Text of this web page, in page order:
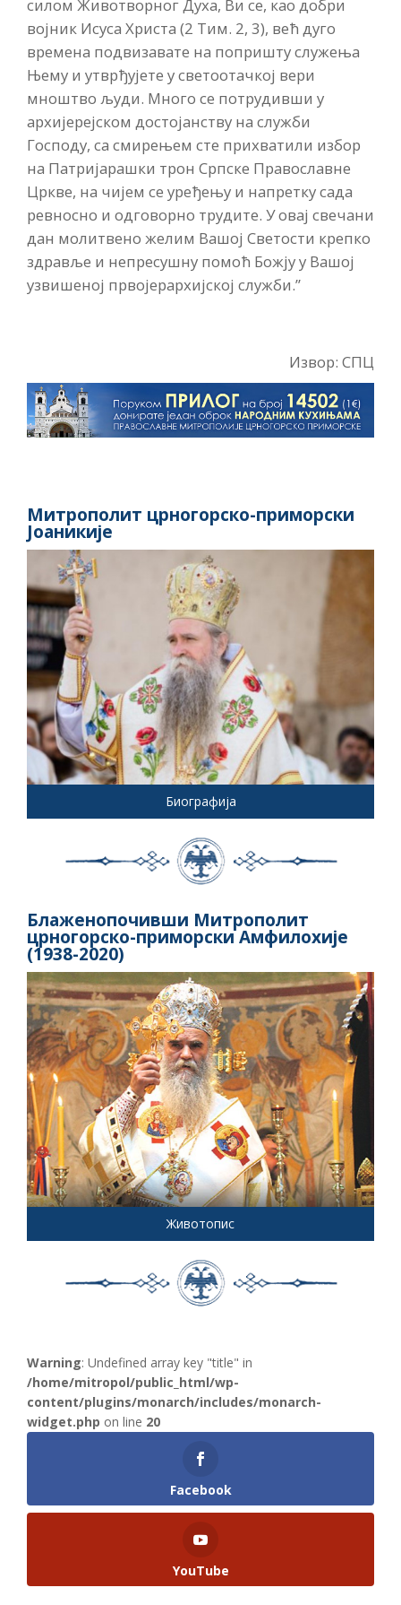
силом Животворног Духа, Ви се, као добри
војник Исуса Христа (2 Тим. 2, 3), већ дуго
времена подвизавате на попришту служења
Њему и утврђујете у светоотачкој вери
мноштво људи. Много се потрудивши у
архијерејском достојанству на служби
Господу, са смирењем сте прихватили избор
на Патријарашки трон Српске Православне
Цркве, на чијем се уређењу и напретку сада
ревносно и одговорно трудите. У овај свечани
дан молитвено желим Вашој Светости крепко
здравље и непресушну помоћ Божју у Вашој
узвишеној првојерархијској служби.”
Извор: СПЦ
Митрополит црногорско-приморски
Јоаникије
Биографија
Блаженопочивши Митрополит
црногорско-приморски Амфилохије
(1938-2020)
Животопис
Warning: Undefined array key "title" in
/home/mitropol/public_html/wp-
content/plugins/monarch/includes/monarch-
widget.php on line 20
Facebook
YouTube